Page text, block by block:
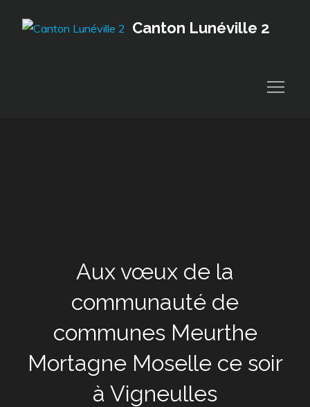
Canton Lunéville 2
Aux vœux de la
communauté de
communes Meurthe
Mortagne Moselle ce soir
à Vigneulles